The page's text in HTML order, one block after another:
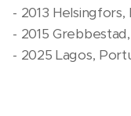
- 2013 Helsingfors,
- 2015
- 2025 Lagos,